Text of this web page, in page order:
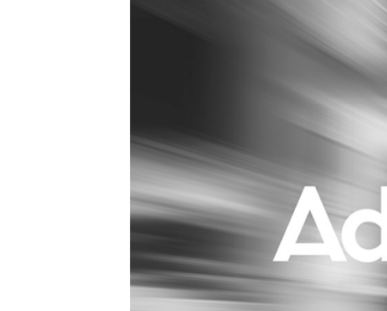
Influencer marketing
Interne communicatie